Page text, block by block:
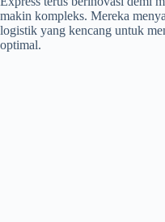
makin kompleks. Mereka
logistik yang kencang untuk
optimal.